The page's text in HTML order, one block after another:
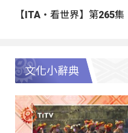
【ITA・看世界】第265
文化小辭典